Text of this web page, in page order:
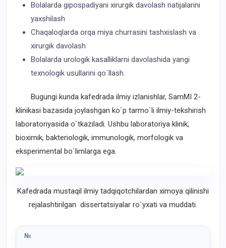
Bolalarda gipospadiyani xirurgik davolash natijalarini
yaxshilash
Chaqaloqlarda orqa miya churrasini tashxislash va
xirurgik davolash
Bolalarda urologik kasalliklarni davolashida yangi
texnologik usullarini qo`llash.
Bugungi kunda kafedrada ilmiy izlanishlar, SamMI 2-
klinikasi bazasida joylashgan ko`p tarmo`li ilmiy-tekshirish
laboratoriyasida o`tkaziladi. Ushbu laboratoriya klinik,
bioximik, bakteriologik, immunologik, morfologik va
eksperimental bo`limlarga ega.
Kafedrada mustaqil ilmiy tadqiqotchilardan ximoya qilinishi
rejalashtirilgan dissertatsiyalar ro`yxati va muddati.
№